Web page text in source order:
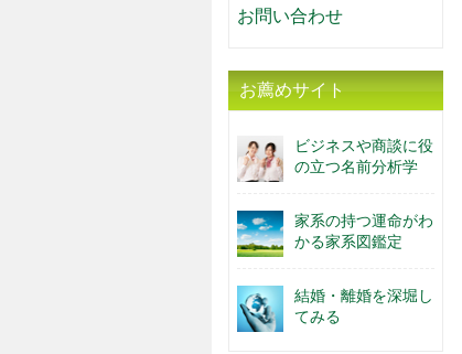
お問い合わせ
お薦めサイト
ビジネスや商談に役
の立つ名前分析学
家系の持つ運命がわ
かる家系図鑑定
結婚・離婚を深堀し
てみる